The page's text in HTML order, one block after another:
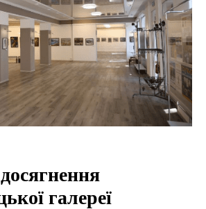
галереї